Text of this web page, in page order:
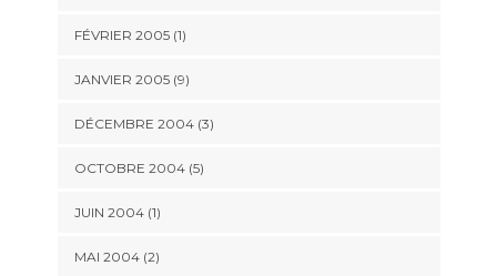
FÉVRIER 2005 (1)
JANVIER 2005 (9)
DÉCEMBRE 2004 (3)
OCTOBRE 2004 (5)
JUIN 2004 (1)
MAI 2004 (2)